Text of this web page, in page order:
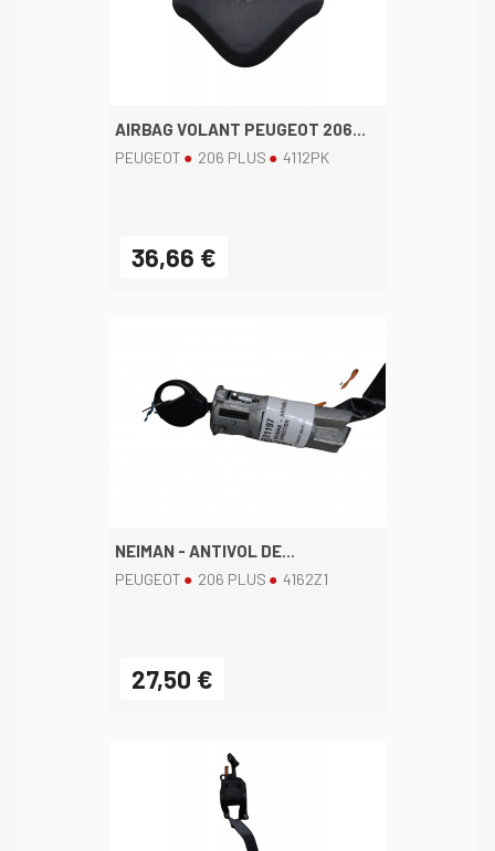
AIRBAG VOLANT PEUGEOT 206...
PEUGEOT 206 PLUS 4112PK
36,66 €
NEIMAN - ANTIVOL DE...
PEUGEOT 206 PLUS 4162Z1
27,50 €